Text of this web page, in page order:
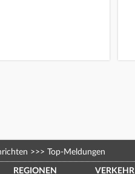
>>> Top-Meldungen
REGIONEN VERKEHR